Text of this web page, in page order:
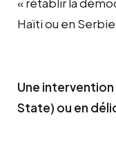
Haïti ou en
Une
State) ou en